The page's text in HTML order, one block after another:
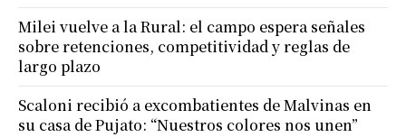
Milei vuelve a la Rural: el campo espera señales
sobre retenciones, competitividad y reglas de
largo plazo
Scaloni recibió a excombatientes de Malvinas en
su casa de Pujato: “Nuestros colores nos unen”